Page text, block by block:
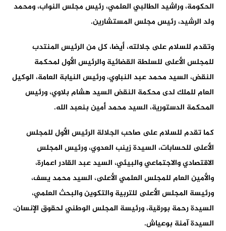
الحكومة، وراشيد الطالبي العلمي، رئيس مجلس النواب، ومحمد
ولد الرشيد، رئيس مجلس المستشارين.
وتقدم للسلام على جلالته، أيضا، كل من الرئيس المنتدب
للمجلس الأعلى للسلطة القضائية والرئيس الأول لمحكمة
النقض، السيد محمد عبد النباوي، ورئيس النيابة العامة، الوكيل
العام للملك لدى محكمة النقض السيد هشام بلاوي، ورئيس
المحكمة الدستورية، السيد محمد أمين بنعبد الله.
كما تقدم للسلام على صاحب الجلالة الرئيس الأول للمجلس
الأعلى للحسابات، السيدة زينب العدوي، ورئيس المجلس
الاقتصادي والاجتماعي والبيئي، السيد عبد القادر اعمارة،
والأمين العام للمجلس العلمي الأعلى، السيد محمد يسف،
ورئيسة المجلس الأعلى للتربية والتكوين والبحث العلمي،
السيدة رحمة بورقية، ورئيسة المجلس الوطني لحقوق الإنسان،
السيدة آمنة بوعياش.